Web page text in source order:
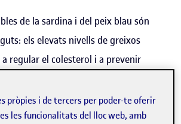
de la sardina i del peix blau són
els elevats nivells de greixos
regular el colesterol i a prevenir
estudi liderat per la professora i
Estudis de Ciències de la Salutde la
pròpies i de tercers per poder-te oferir
les funcionalitats del lloc web, amb